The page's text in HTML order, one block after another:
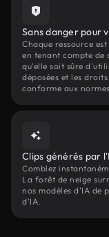
Sans danger pour
Chaque ressource
en tenant compte de
qu'elle soit sûre
déposées et les
conforme aux
Clips générés par
Comblez
La forêt de neige
nos modèles d'IA de
d'IA.